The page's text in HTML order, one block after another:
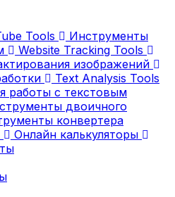
Tools
Инструменты
Website Tracking Tools
изображений
Text Analysis Tools
работы с текстовым
двоичного
конвертера
Онлайн калькуляторы